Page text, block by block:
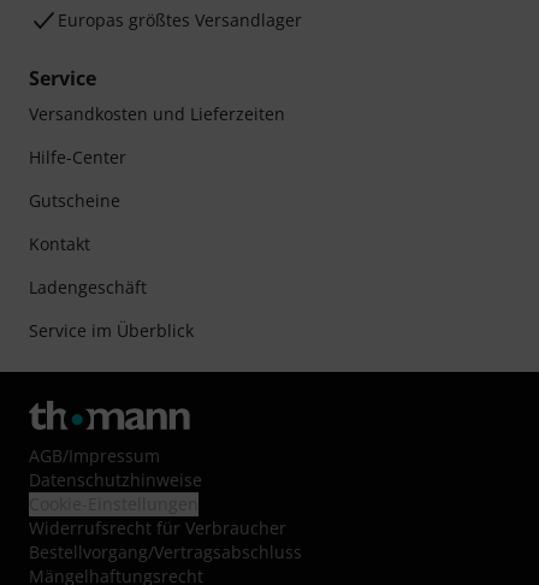
Europas größtes Versandlager
Service
Versandkosten und Lieferzeiten
Hilfe-Center
Gutscheine
Kontakt
Ladengeschäft
Service im Überblick
AGB/Impressum
Datenschutzhinweise
Widerrufsrecht für Verbraucher
Bestellvorgang/Vertragsabschluss
Mängelhaftungsrecht